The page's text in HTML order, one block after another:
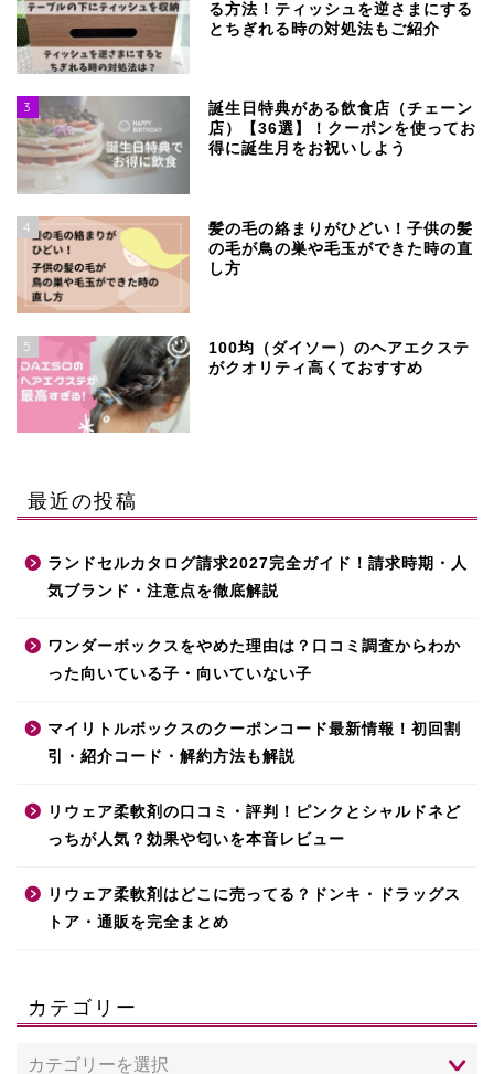
る方法！ティッシュを逆さまにする
とちぎれる時の対処法もご紹介
3
誕生日特典がある飲食店（チェーン
店）【36選】！クーポンを使ってお
得に誕生月をお祝いしよう
4
髪の毛の絡まりがひどい！子供の髪
の毛が鳥の巣や毛玉ができた時の直
し方
5
100均（ダイソー）のヘアエクステ
がクオリティ高くておすすめ
最近の投稿
ランドセルカタログ請求2027完全ガイド！請求時期・人
気ブランド・注意点を徹底解説
ワンダーボックスをやめた理由は？口コミ調査からわか
った向いている子・向いていない子
マイリトルボックスのクーポンコード最新情報！初回割
引・紹介コード・解約方法も解説
リウェア柔軟剤の口コミ・評判！ピンクとシャルドネど
っちが人気？効果や匂いを本音レビュー
リウェア柔軟剤はどこに売ってる？ドンキ・ドラッグス
トア・通販を完全まとめ
カテゴリー